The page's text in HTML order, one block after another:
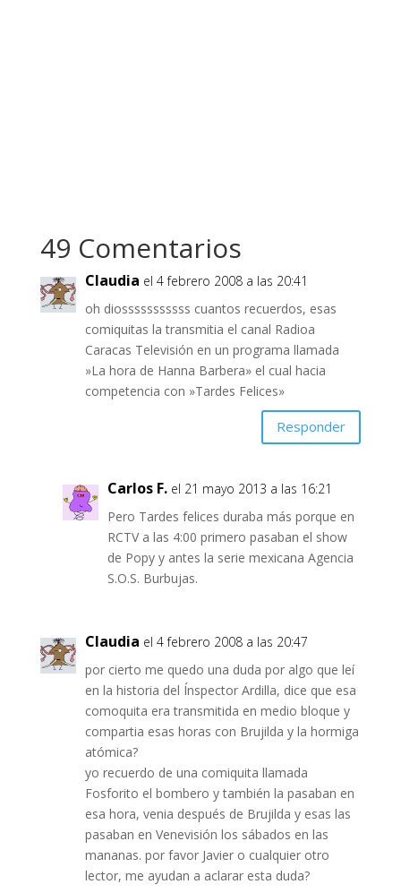
49 Comentarios
Claudia el 4 febrero 2008 a las 20:41
oh diosssssssssss cuantos recuerdos, esas
comiquitas la transmitia el canal Radioa
Caracas Televisión en un programa llamada
»La hora de Hanna Barbera» el cual hacia
competencia con »Tardes Felices»
Responder
Carlos F. el 21 mayo 2013 a las 16:21
Pero Tardes felices duraba más porque en
RCTV a las 4:00 primero pasaban el show
de Popy y antes la serie mexicana Agencia
S.O.S. Burbujas.
Claudia el 4 febrero 2008 a las 20:47
por cierto me quedo una duda por algo que leí
en la historia del Ínspector Ardilla, dice que esa
comoquita era transmitida en medio bloque y
compartia esas horas con Brujilda y la hormiga
atómica?
yo recuerdo de una comiquita llamada
Fosforito el bombero y también la pasaban en
esa hora, venia después de Brujilda y esas las
pasaban en Venevisión los sábados en las
mananas. por favor Javier o cualquier otro
lector, me ayudan a aclarar esta duda?